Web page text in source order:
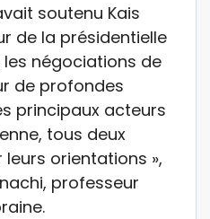
soutenu Kais
de la présidentielle
les négociations de
de profondes
principaux acteurs
tous deux
leurs orientations »,
professeur